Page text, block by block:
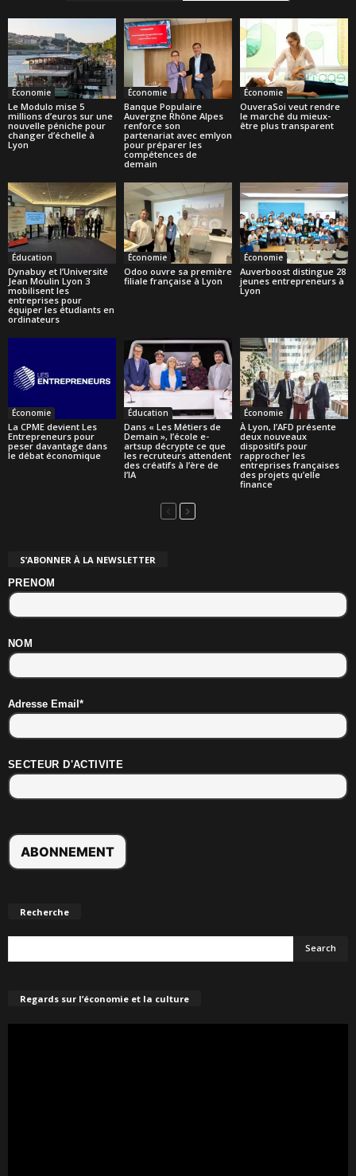
Économie
Le Modulo mise 5
millions d’euros sur une
nouvelle péniche pour
changer d’échelle à
Lyon
Économie
Banque Populaire
Auvergne Rhône Alpes
renforce son
partenariat avec emlyon
pour préparer les
compétences de
demain
Économie
OuveraSoi veut rendre
le marché du mieux-
être plus transparent
Éducation
Dynabuy et l’Université
Jean Moulin Lyon 3
mobilisent les
entreprises pour
équiper les étudiants en
ordinateurs
Économie
Odoo ouvre sa première
filiale française à Lyon
Économie
Auverboost distingue 28
jeunes entrepreneurs à
Lyon
Économie
La CPME devient Les
Entrepreneurs pour
peser davantage dans
le débat économique
Éducation
Dans « Les Métiers de
Demain », l’école e-
artsup décrypte ce que
les recruteurs attendent
des créatifs à l’ère de
l’IA
Économie
À Lyon, l’AFD présente
deux nouveaux
dispositifs pour
rapprocher les
entreprises françaises
des projets qu’elle
finance
S’ABONNER À LA NEWSLETTER
PRENOM
NOM
Adresse Email*
SECTEUR D'ACTIVITE
Recherche
Regards sur l’économie et la culture